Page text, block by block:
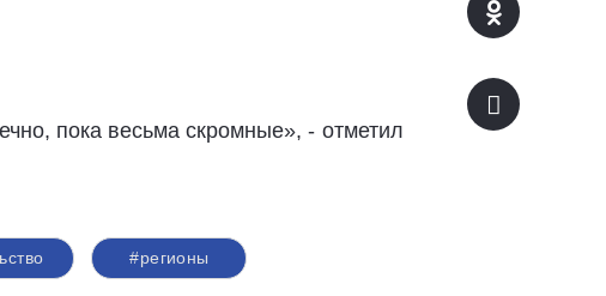
пока весьма скромные», - отметил
#регионы